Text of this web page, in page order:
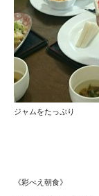
ジャムをたっぷり
《彩べえ朝食》